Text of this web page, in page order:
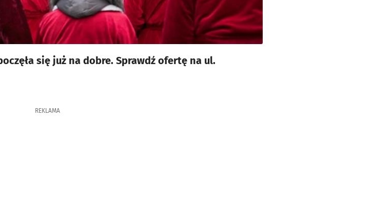
się już na dobre. Sprawdź ofertę na ul.
REKLAMA